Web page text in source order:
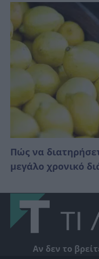
Πώς να
μεγάλο χρονικό
Αν δεν το